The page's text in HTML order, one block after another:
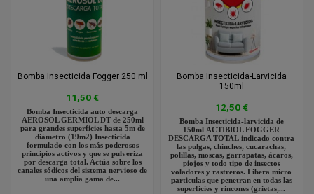
Bomba Insecticida Fogger 250 ml
11,50 €
Bomba Insecticida auto descarga
AEROSOL GERMIOL DT de 250ml
para grandes superficies hasta 5m de
diámetro (19m2) Insecticida
formulado con los más poderosos
principios activos y que se pulveriza
por descarga total. Actúa sobre los
canales sódicos del sistema nervioso de
una amplia gama de...
Bomba Insecticida-Larvicida
150ml
12,50 €
Bomba Insecticida-larvicida de
150ml ACTIBIOL FOGGER
DESCARGA TOTAL indicado contra
las pulgas, chinches, cucarachas,
polillas, moscas, garrapatas, ácaros,
piojos y todo tipo de insectos
voladores y rastreros. Libera micro
particulas que penetran en todas las
superficies y rincones (grietas,...